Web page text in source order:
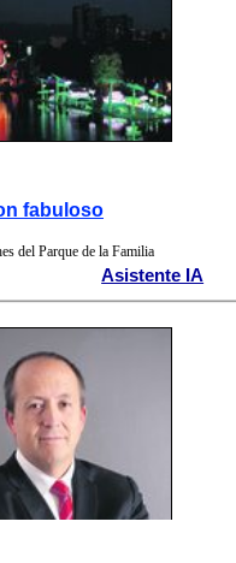
fabuloso
del Parque de la Familia
Asistente IA